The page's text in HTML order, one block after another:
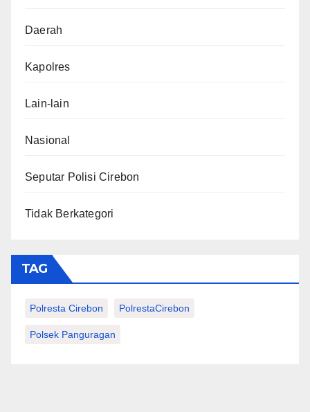
Daerah
Kapolres
Lain-lain
Nasional
Seputar Polisi Cirebon
Tidak Berkategori
TAG
Polresta Cirebon PolrestaCirebon
Polsek Panguragan